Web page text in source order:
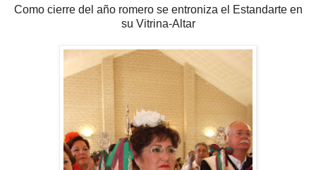
Como cierre del año romero se entroniza el Estandarte en
su Vitrina-Altar